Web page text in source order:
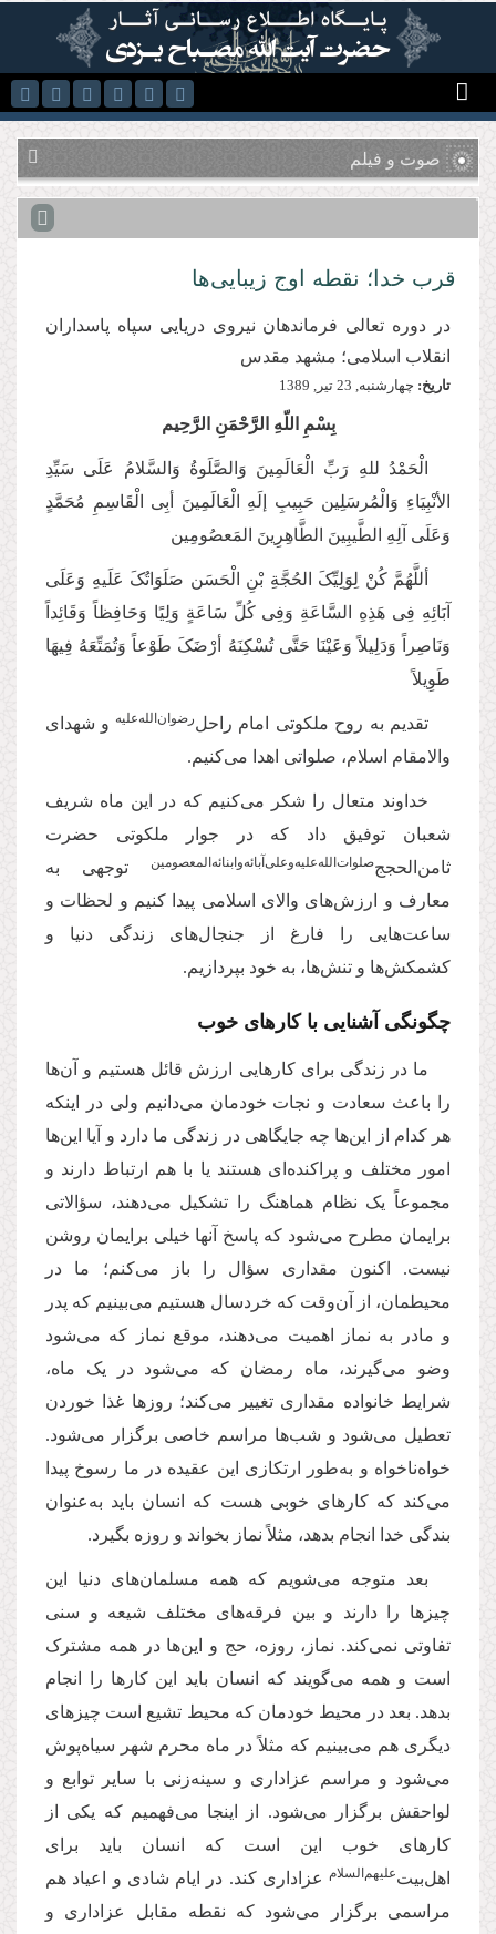
رفتن به محتوای اصلی
صوت و فیلم
قرب خدا؛ نقطه اوج زیبایی‌ها
در دوره تعالی فرماندهان نیروی دریایی سپاه پاسداران
انقلاب اسلامی؛ مشهد مقدس
تاریخ: چهارشنبه, 23 تير, 1389
بِسْمِ اللّهِ الرَّحْمَنِ الرَّحِیم
الْحَمْدُ للهِ رَبِّ الْعَالَمِینَ وَالصَّلَوةُ وَالسَّلامُ عَلَی سَیِّدِ
الأنْبِیَاءِ وَالْمُرسَلِین حَبِیبِ إلَهِ الْعَالَمِینَ أبِی الْقَاسِمِ مُحَمَّدٍ
وَعَلَی آلِهِ الطَّیبِینَ الطَّاهِرِینَ المَعصُومِین
أللَّهُمَّ کُنْ لِوَلِیِّکَ الحُجَّةِ بْنِ الْحَسَن صَلَوَاتُکَ عَلَیهِ وَعَلَی
آبَائِهِ فِی هَذِهِ السَّاعَةِ وَفِی کُلِّ سَاعَةٍ‌ وَلِیًا وَحَافِظاً وَقَائِداً
وَنَاصِراً وَدَلِیلاً وَعَیْنَا حَتَّی تُسْکِنَهُ أرْضَکَ طَوْعاً وَتُمَتِّعَهُ فِیهَا
طَوِیلاً
تقدیم به روح ملکوتی امام راحل‌‌رضوان‌‌الله‌علیه و شهدای
والامقام اسلام، صلواتی اهدا می‌کنیم.
خداوند متعال را شکر می‌کنیم که در این ماه شریف
شعبان توفیق داد که در جوار ملکوتی حضرت
ثامن‌الحجج‌صلوات‌الله‌علیه‌و‌علی‌آبائه‌و‌ابنائه‌المعصومین
توجهی به
معارف و ارزش‌های والای اسلامی پیدا کنیم و لحظات و
ساعت‌هایی را فارغ از جنجال‌های زندگی دنیا و
کشمکش‌ها و تنش‌ها، به خود بپردازیم.
چگونگی آشنایی با کارهای خوب
ما در زندگی برای کارهایی ارزش قائل هستیم و آن‌ها
را باعث سعادت و نجات خودمان می‌دانیم ولی در اینکه
هر کدام از این‌ها چه جایگاهی در زندگی ما دارد و آیا این‌ها
امور مختلف و پراکنده‌ای هستند یا با هم ارتباط دارند و
مجموعاً یک نظام هماهنگ را تشکیل می‌دهند، سؤالاتی
برایمان مطرح می‌شود که پاسخ آنها خیلی برایمان روشن
نیست. اکنون مقداری سؤال را باز می‌کنم؛ ما در
محیطمان، از آن‌وقت که خردسال هستیم می‌بینیم که پدر
و مادر به نماز اهمیت می‌دهند، موقع نماز که می‌شود
وضو می‌گیرند، ماه رمضان که می‌شود در یک ماه،
شرایط خانواده مقداری تغییر می‌کند؛ روزها غذا خوردن
تعطیل می‌شود و شب‌ها مراسم خاصی برگزار می‌شود.
خواه‌ناخواه و به‌طور ارتکازی این عقیده در ما رسوخ پیدا
می‌کند که کارهای خوبی هست که انسان باید به‌عنوان
بندگی خدا انجام بدهد، مثلاً نماز بخواند و روزه بگیرد.
بعد متوجه می‌شویم که همه مسلمان‌های دنیا این
چیزها را دارند و بین فرقه‌های مختلف شیعه و سنی
تفاوتی نمی‌کند. نماز، روزه، حج و این‌ها در همه مشترک
است و همه می‌گویند که انسان باید این کارها را انجام
بدهد. بعد در محیط خودمان که محیط تشیع است چیزهای
دیگری هم می‌بینیم که مثلاً در ماه محرم شهر سیاه‌پوش
می‌شود و مراسم عزاداری و سینه‌زنی با سایر توابع و
لواحقش برگزار می‌شود. از اینجا می‌فهمیم که یکی از
کارهای خوب این است که انسان باید برای
اهل‌بیت‌علیهم‌السلام عزاداری کند. در ایام شادی و اعیاد هم
مراسمی برگزار می‌شود که نقطه مقابل عزاداری و